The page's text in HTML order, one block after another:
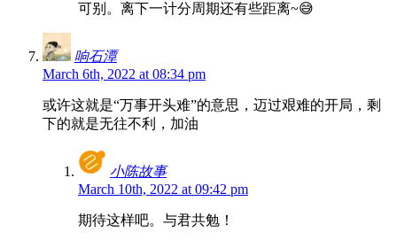
可别。离下一计分周期还有些距离~😅
响石潭
March 6th, 2022 at 08:34 pm
或许这就是“万事开头难”的意思，迈过艰难的开局，剩
下的就是无往不利，加油
小陈故事
March 10th, 2022 at 09:42 pm
期待这样吧。与君共勉！